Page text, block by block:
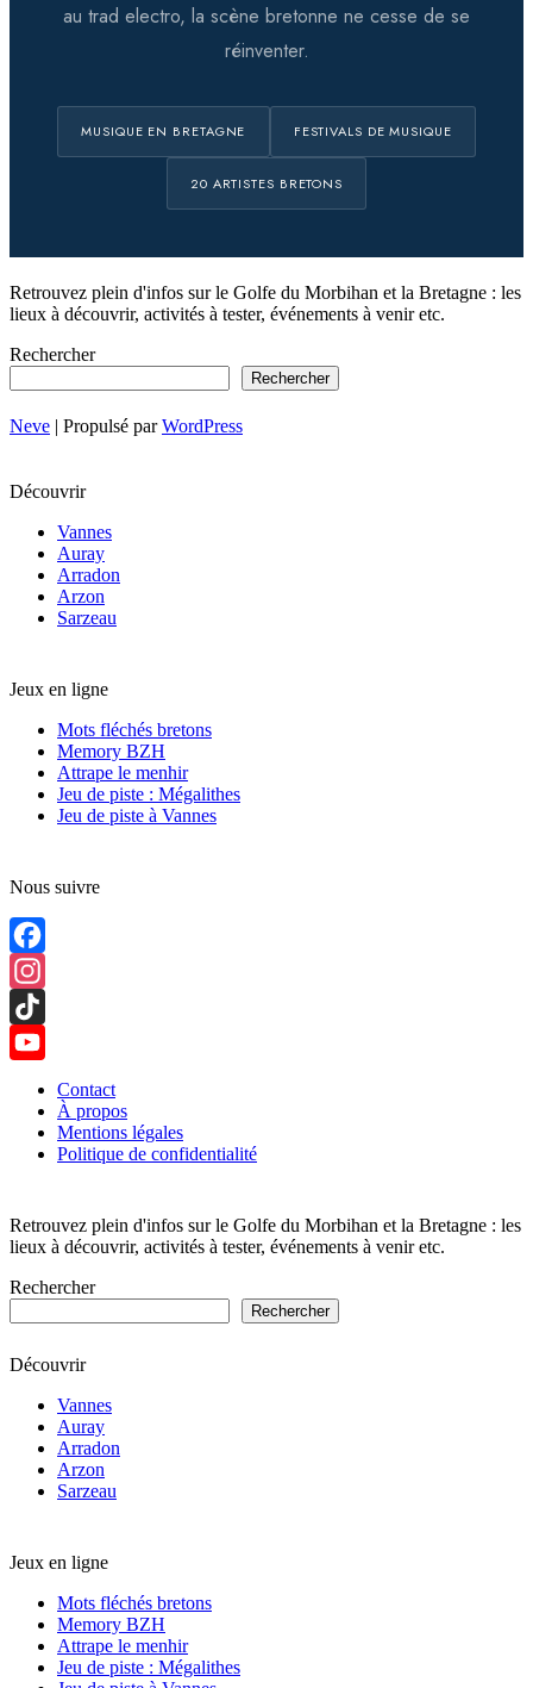
au trad electro, la scène bretonne ne cesse de se
réinventer.
MUSIQUE EN BRETAGNE FESTIVALS DE MUSIQUE
20 ARTISTES BRETONS
Retrouvez plein d'infos sur le Golfe du Morbihan et la Bretagne : les
lieux à découvrir, activités à tester, événements à venir etc.
Rechercher
Rechercher
Neve | Propulsé parWordPress
Découvrir
Vannes
Auray
Arradon
Arzon
Sarzeau
Jeux en ligne
Mots fléchés bretons
Memory BZH
Attrape le menhir
Jeu de piste : Mégalithes
Jeu de piste à Vannes
Nous suivre
Facebook
Instagram
TikTok
Channel
Contact
À propos
Mentions légales
Politique de confidentialité
Retrouvez plein d'infos sur le Golfe du Morbihan et la Bretagne : les
lieux à découvrir, activités à tester, événements à venir etc.
Rechercher
Rechercher
Découvrir
Vannes
Auray
Arradon
Arzon
Sarzeau
Jeux en ligne
Mots fléchés bretons
Memory BZH
Attrape le menhir
Jeu de piste : Mégalithes